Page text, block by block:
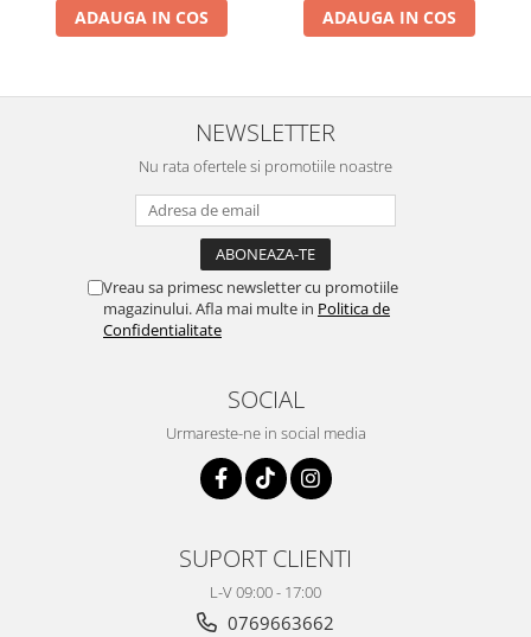
ADAUGA IN COS ADAUGA IN COS
NEWSLETTER
Nu rata ofertele si promotiile noastre
Vreau sa primesc newsletter cu promotiile
magazinului. Afla mai multe in Politica de
Confidentialitate
SOCIAL
Urmareste-ne in social media
SUPORT CLIENTI
L-V 09:00 - 17:00
0769663662